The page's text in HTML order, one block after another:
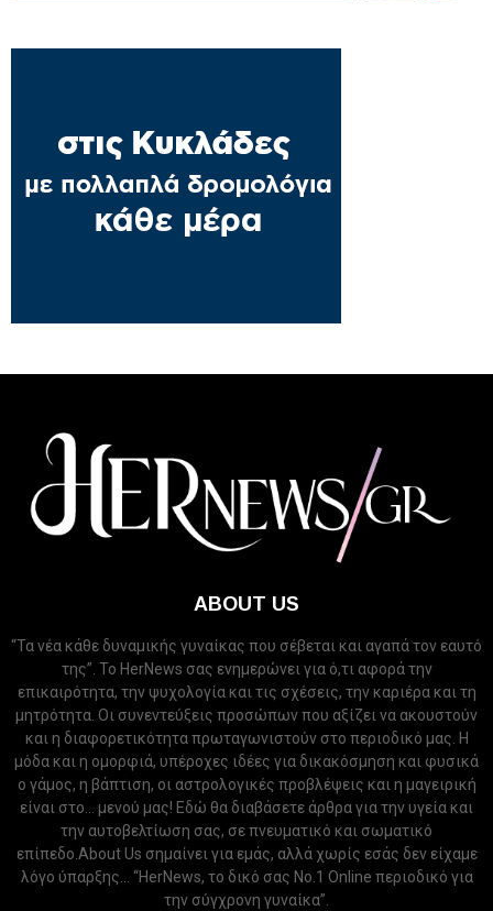
ABOUT US
“Τα νέα κάθε δυναμικής γυναίκας που σέβεται και αγαπά τον εαυτό
της”. Το HerNews σας ενημερώνει για ό,τι αφορά την
επικαιρότητα, την ψυχολογία και τις σχέσεις, την καριέρα και τη
μητρότητα. Οι συνεντεύξεις προσώπων που αξίζει να ακουστούν
και η διαφορετικότητα πρωταγωνιστούν στο περιοδικό μας. Η
μόδα και η ομορφιά, υπέροχες ιδέες για δικακόσμηση και φυσικά
ο γάμος, η βάπτιση, οι αστρολογικές προβλέψεις και η μαγειρική
είναι στο... μενού μας! Εδώ θα διαβάσετε άρθρα για την υγεία και
την αυτοβελτίωση σας, σε πνευματικό και σωματικό
επίπεδο.About Us σημαίνει για εμάς, αλλά χωρίς εσάς δεν είχαμε
λόγο ύπαρξης... “HerNews, το δικό σας Νo.1 Online περιοδικό για
την σύγχρονη γυναίκα”.